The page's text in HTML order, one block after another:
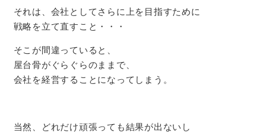
それは、会社としてさらに上を目指すために
戦略を立て直すこと・・・
そこが間違っていると、
屋台骨がぐらぐらのままで、
会社を経営することになってしまう。
当然、どれだけ頑張っても結果が出ないし